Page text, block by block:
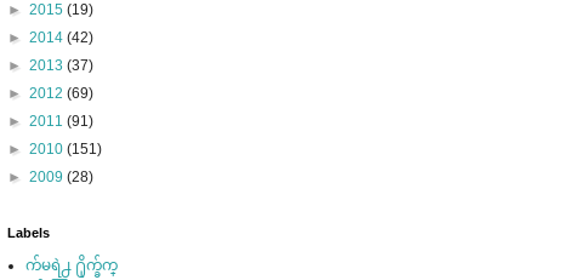
► 2015 (19)
► 2014 (42)
► 2013 (37)
► 2012 (69)
► 2011 (91)
► 2010 (151)
► 2009 (28)
Labels
က်မရဲ႕ ႐ိုက္ခ်က္